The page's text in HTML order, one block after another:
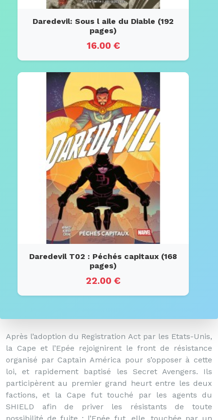
Daredevil: Sous l aile du Diable (192
pages)
16.00 €
Daredevil T02 : Péchés capitaux (168
pages)
22.00 €
Après l’adoption du Registration Act par les Etats-Unis,
la Cape et l’Epée rejoignirent le front de résistance
organisé par Captain América pour s’opposer à cette
loi, et rapidement baptisé les Secret Avengers. Ils
participèrent au premier grand heurt entre les deux
factions, et la Cape fut touché par les agents du
SHIELD afin de priver les résistants de toute